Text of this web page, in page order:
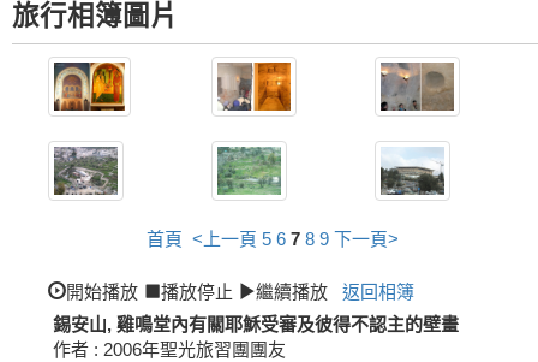
旅行相簿圖片
首頁 <上一頁 5 6 7 8 9 下一頁>
開始播放 播放停止 繼續播放
返回相簿
錫安山, 雞鳴堂內有關耶穌受審及彼得不認主的壁畫
作者 : 2006年聖光旅習團團友